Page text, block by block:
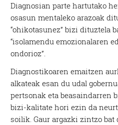
Diagnosian parte hartutako
osasun mentaleko arazoak
“ohikotasunez” bizi dituztela
“isolamendu emozionalaren
ondorioz”.
Diagnostikoaren emaitzen
alkateak esan du udal
pertsonak eta beasaindarren
bizi-kalitate hori ezin da
soilik. Gaur argazki zintzo bat